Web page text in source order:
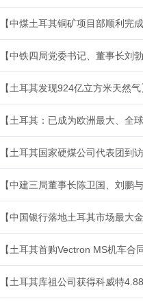
【中煤土耳其铜矿项目部顺利完
【中铁四局党委书记、董事长刘
【土耳其发现924亿立方米天然气
【土耳其：已成为欧洲最大、全
【土耳其国家硬煤公司代表团到
【中建三局董事长陈卫国、刘鹏
【中国银行落地土耳其市场最大
【土耳其首购Vectron MS机车
【土耳其库祖公司获得科威特